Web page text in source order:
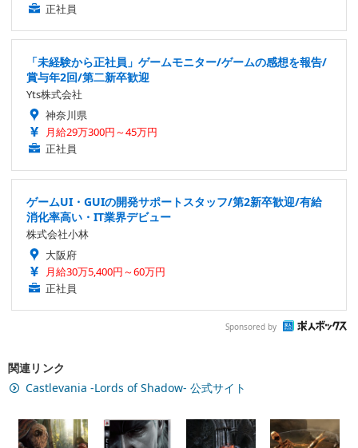
正社員
「未経験から正社員」ゲームモニター/ゲームの感想を報告/
賞与年2回/第二新卒歓迎
Yts株式会社
神奈川県
月給29万300円～45万円
正社員
ゲームUI・GUIの開発サポートスタッフ/第2新卒歓迎/有給
消化率高い・IT業界デビュー
株式会社小林
大阪府
月給30万5,400円～60万円
正社員
Sponsored by
関連リンク
Castlevania -Lords of Shadow- 公式サイト